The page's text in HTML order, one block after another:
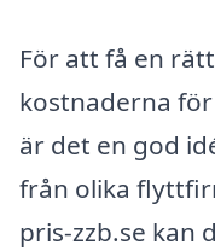
För att få en
kostnaderna
är det en god
från olika
pris-zzb.se kan